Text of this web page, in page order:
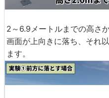
2～6.9メートルまでの高さ
画面が上向きに落ち、それ
ます。